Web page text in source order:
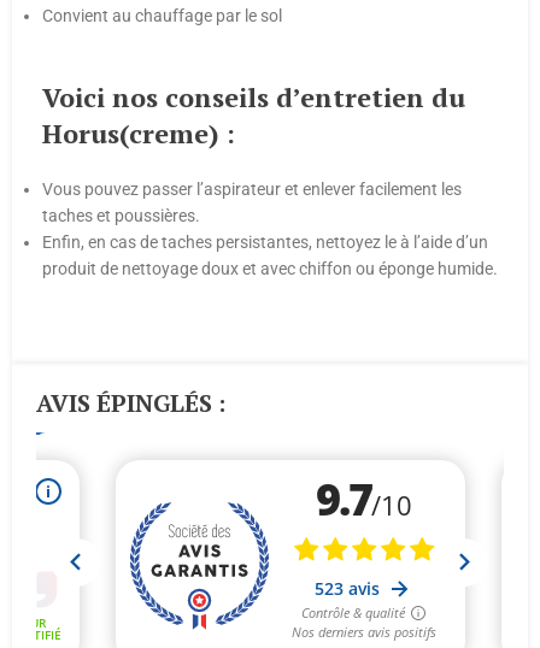
Convient au chauffage par le sol
Voici nos conseils d’entretien du
Horus(creme) :
Vous pouvez passer l’aspirateur et enlever facilement les
taches et poussières.
Enfin, en cas de taches persistantes, nettoyez le à l’aide d’un
produit de nettoyage doux et avec chiffon ou éponge humide.
AVIS ÉPINGLÉS :